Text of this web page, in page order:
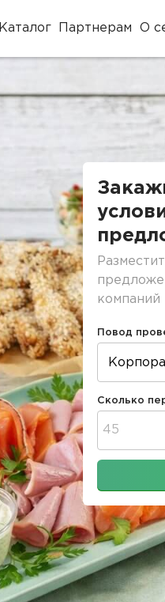
Каталог Партнерам О
компаний
Повод
Сколько